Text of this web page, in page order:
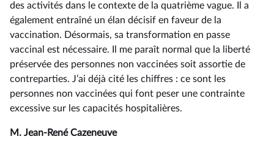
des activités dans le contexte de la quatrième vague. Il a
également entraîné un élan décisif en faveur de la
vaccination. Désormais, sa transformation en passe
vaccinal est nécessaire. Il me paraît normal que la liberté
préservée des personnes non vaccinées soit assortie de
contreparties. J’ai déjà cité les chiffres : ce sont les
personnes non vaccinées qui font peser une contrainte
excessive sur les capacités hospitalières.
M. Jean-René Cazeneuve